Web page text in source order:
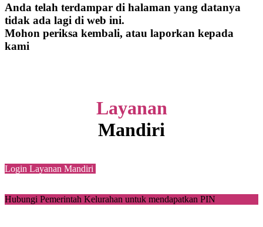
Anda telah terdampar di halaman yang datanya
tidak ada lagi di web ini.
Mohon periksa kembali, atau laporkan kepada
kami
Layanan
Mandiri
Login Layanan Mandiri
Hubungi Pemerintah Kelurahan untuk mendapatkan PIN